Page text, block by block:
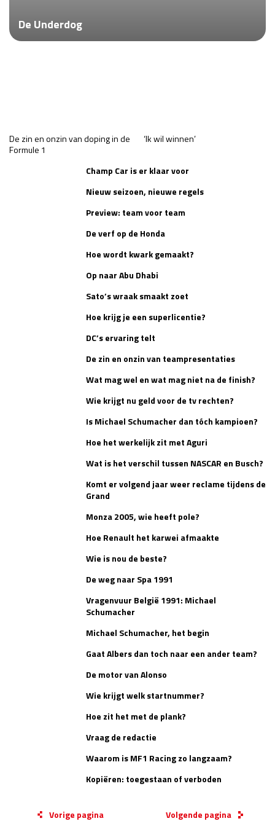
Race
zo 21:00 - 23:00
GP MEXICO 2026
LAS VEGAS GRAND PRIX 2026
za 05:00 - 06:00
zo 17:00 - 19:00
GP ABU DHABI 2026
za 15:00 - 16:00
zo 14:00 - 16:00
De Underdog
De zin en onzin van doping in de
Formule 1
‘Ik wil winnen’
Champ Car is er klaar voor
Nieuw seizoen, nieuwe regels
Preview: team voor team
De verf op de Honda
Hoe wordt kwark gemaakt?
Op naar Abu Dhabi
Sato’s wraak smaakt zoet
Hoe krijg je een superlicentie?
DC’s ervaring telt
De zin en onzin van teampresentaties
Wat mag wel en wat mag niet na de finish?
Wie krijgt nu geld voor de tv rechten?
Is Michael Schumacher dan tóch kampioen?
Hoe het werkelijk zit met Aguri
Wat is het verschil tussen NASCAR en Busch?
Komt er volgend jaar weer reclame tijdens de
Grand
Monza 2005, wie heeft pole?
Hoe Renault het karwei afmaakte
Wie is nou de beste?
De weg naar Spa 1991
Vragenvuur België 1991: Michael
Schumacher
Michael Schumacher, het begin
Gaat Albers dan toch naar een ander team?
De motor van Alonso
Wie krijgt welk startnummer?
Hoe zit het met de plank?
Vraag de redactie
Waarom is MF1 Racing zo langzaam?
Kopiëren: toegestaan of verboden
Vorige pagina Volgende pagina